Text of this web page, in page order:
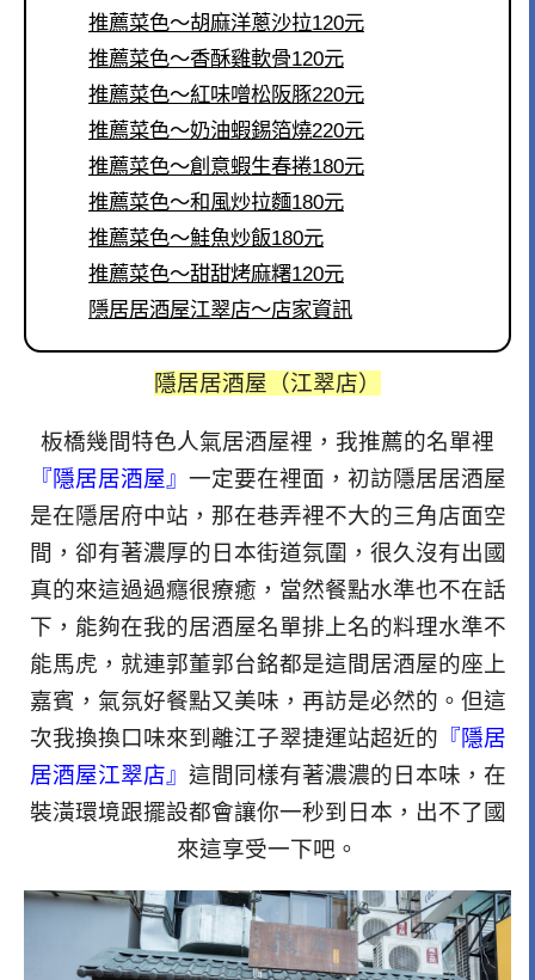
推薦菜色～胡麻洋蔥沙拉120元
推薦菜色～香酥雞軟骨120元
推薦菜色～紅味噌松阪豚220元
推薦菜色～奶油蝦錫箔燒220元
推薦菜色～創意蝦生春捲180元
推薦菜色～和風炒拉麵180元
推薦菜色～鮭魚炒飯180元
推薦菜色～甜甜烤麻糬120元
隱居居酒屋江翠店～店家資訊
隱居居酒屋（江翠店）
板橋幾間特色人氣居酒屋裡，我推薦的名單裡
『隱居居酒屋』 一定要在裡面，初訪隱居居酒屋
是在隱居府中站，那在巷弄裡不大的三角店面空
間，卻有著濃厚的日本街道氛圍，很久沒有出國
真的來這過過癮很療癒，當然餐點水準也不在話
下，能夠在我的居酒屋名單排上名的料理水準不
能馬虎，就連郭董郭台銘都是這間居酒屋的座上
嘉賓，氣氛好餐點又美味，再訪是必然的。但這
次我換換口味來到離江子翠捷運站超近的 『隱居
居酒屋江翠店』 這間同樣有著濃濃的日本味，在
裝潢環境跟擺設都會讓你一秒到日本，出不了國
來這享受一下吧。